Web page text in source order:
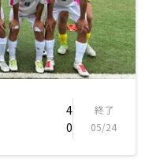
4
0
終了
05/24